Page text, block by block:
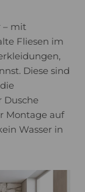
– mit
Fliesen im
Diese sind
Dusche
Montage auf
Wasser in